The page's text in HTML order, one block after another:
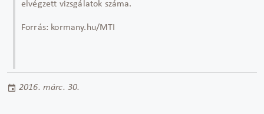
elvégzett vizsgálatok száma.
Forrás: kormany.hu/MTI
2016. márc. 30.